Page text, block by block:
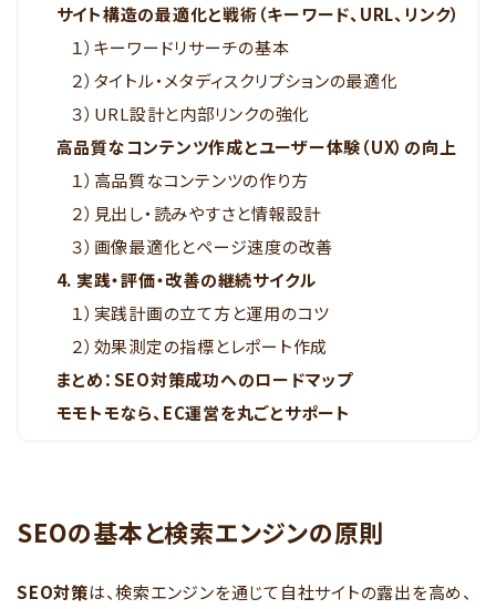
サイト構造の最適化と戦術（キーワード、URL、リンク）
１）キーワードリサーチの基本
２）タイトル・メタディスクリプションの最適化
３）URL設計と内部リンクの強化
高品質なコンテンツ作成とユーザー体験（UX）の向上
１）高品質なコンテンツの作り方
２）見出し・読みやすさと情報設計
３）画像最適化とページ速度の改善
4. 実践・評価・改善の継続サイクル
１）実践計画の立て方と運用のコツ
２）効果測定の指標とレポート作成
まとめ：SEO対策成功へのロードマップ
モモトモなら、EC運営を丸ごとサポート
SEOの基本と検索エンジンの原則
SEO対策は、検索エンジンを通じて自社サイトの露出を高め、